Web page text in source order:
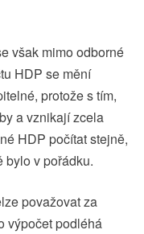
však mimo odborné
HDP se mění
protože s tím,
a vznikají zcela
HDP počítat stejně,
bylo v pořádku.
považovat za
výpočet podléhá